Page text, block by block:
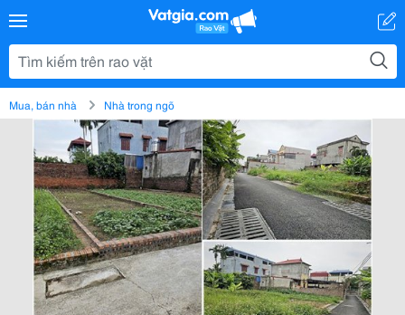
Mua, bán nhà Nhà trong ngõ